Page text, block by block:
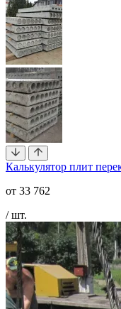
Калькулятор плит
от 33 762
/ шт.